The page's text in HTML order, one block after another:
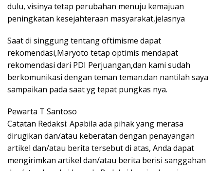
dulu, visinya tetap perubahan menuju kemajuan
peningkatan kesejahteraan masyarakat,jelasnya
Saat di singgung tentang oftimisme dapat
rekomendasi,Maryoto tetap optimis mendapat
rekomendasi dari PDI Perjuangan,dan kami sudah
berkomunikasi dengan teman teman.dan nantilah saya
sampaikan pada saat yg tepat pungkas nya.
Pewarta T Santoso
Catatan Redaksi: Apabila ada pihak yang merasa
dirugikan dan/atau keberatan dengan penayangan
artikel dan/atau berita tersebut di atas, Anda dapat
mengirimkan artikel dan/atau berita berisi sanggahan